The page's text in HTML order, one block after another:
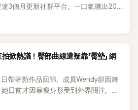
3個月更新社群平台，一口氣曬出20
驚又喜。其中，一張生日蛋糕照意外
掀熱議！臀部曲線遭疑靠「臀墊」 網
帶著新作品回歸，成員Wendy卻因舞
日前才因暴瘦身形受到外界關注，又
，如今最新打歌舞台曝光後，再度因